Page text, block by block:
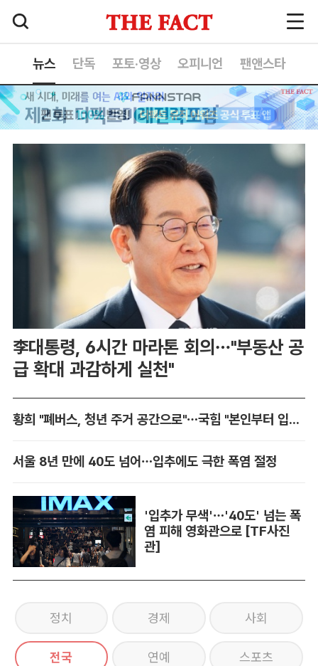
뉴스 단독 포토·영상 오피니언 팬앤스타
李대통령, 6시간 마라톤 회의…"부동산 공
급 확대 과감하게 실천"
황희 "폐버스, 청년 주거 공간으로"…국힘 "본인부터 입주하라"
서울 8년 만에 40도 넘어…입추에도 극한 폭염 절정
'입추가 무색'…'40도' 넘는 폭
염 피해 영화관으로 [TF사진
관]
정치 경제 사회
전국 연예 스포츠